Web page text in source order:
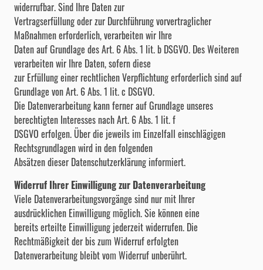
widerrufbar. Sind Ihre Daten zur
Vertragserfüllung oder zur Durchführung vorvertraglicher
Maßnahmen erforderlich, verarbeiten wir Ihre
Daten auf Grundlage des Art. 6 Abs. 1 lit. b DSGVO. Des Weiteren
verarbeiten wir Ihre Daten, sofern diese
zur Erfüllung einer rechtlichen Verpflichtung erforderlich sind auf
Grundlage von Art. 6 Abs. 1 lit. c DSGVO.
Die Datenverarbeitung kann ferner auf Grundlage unseres
berechtigten Interesses nach Art. 6 Abs. 1 lit. f
DSGVO erfolgen. Über die jeweils im Einzelfall einschlägigen
Rechtsgrundlagen wird in den folgenden
Absätzen dieser Datenschutzerklärung informiert.
Widerruf Ihrer Einwilligung zur Datenverarbeitung
Viele Datenverarbeitungsvorgänge sind nur mit Ihrer
ausdrücklichen Einwilligung möglich. Sie können eine
bereits erteilte Einwilligung jederzeit widerrufen. Die
Rechtmäßigkeit der bis zum Widerruf erfolgten
Datenverarbeitung bleibt vom Widerruf unberührt.